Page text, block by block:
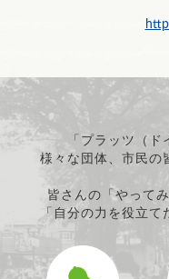
「プラッツ（ド
様々な団体、市民の
皆さんの「やって
「自分の力を役立て